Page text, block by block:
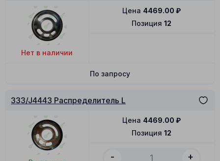
Нет в наличии
Позиция 12
Цена 4469.00 ₽
По запросу
333/J4443 Распределитель L
Позиция 12
Цена 4469.00 ₽
- +